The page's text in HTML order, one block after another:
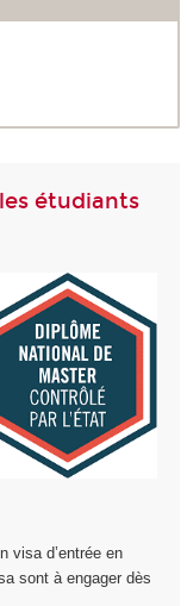
étudiants
visa d’entrée en
sont à engager dès